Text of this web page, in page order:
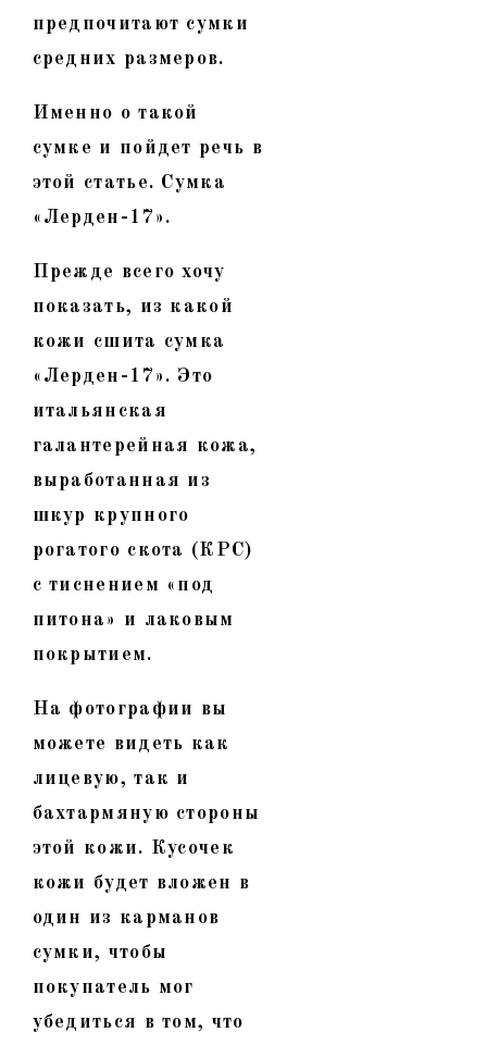
предпочитают сумки
средних размеров.
Именно о такой
сумке и пойдет речь в
этой статье. Сумка
«Лерден-17».
Прежде всего хочу
показать, из какой
кожи сшита сумка
«Лерден-17». Это
итальянская
галантерейная кожа,
выработанная из
шкур крупного
рогатого скота (КРС)
с тиснением «под
питона» и лаковым
покрытием.
На фотографии вы
можете видеть как
лицевую, так и
бахтармяную стороны
этой кожи. Кусочек
кожи будет вложен в
один из карманов
сумки, чтобы
покупатель мог
убедиться в том, что